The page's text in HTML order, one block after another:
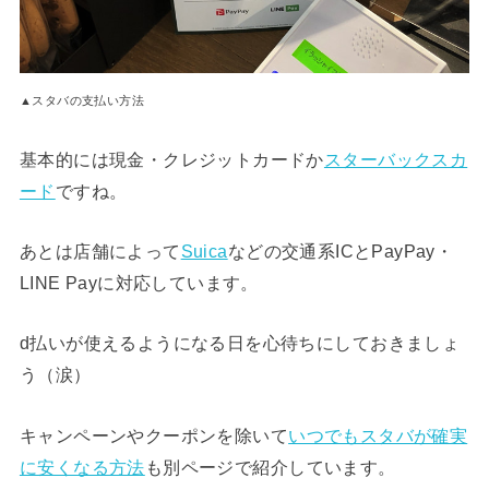
▲スタバの支払い方法
基本的には現金・クレジットカードかスターバックスカ
ード ですね。
あとは店舗によって Suicaなどの交通系ICとPayPay・
LINE Payに対応しています。
d払いが使えるようになる日を心待ちにしておきましょ
う（涙）
キャンペーンやクーポンを除いていつでもスタバが確実
に安くなる方法 も別ページで紹介しています。